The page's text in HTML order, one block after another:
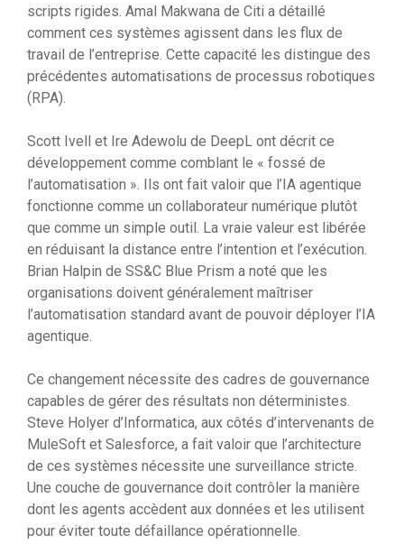
scripts rigides. Amal Makwana de Citi a détaillé
comment ces systèmes agissent dans les flux de
travail de l’entreprise. Cette capacité les distingue des
précédentes automatisations de processus robotiques
(RPA).
Scott Ivell et Ire Adewolu de DeepL ont décrit ce
développement comme comblant le « fossé de
l’automatisation ». Ils ont fait valoir que l’IA agentique
fonctionne comme un collaborateur numérique plutôt
que comme un simple outil. La vraie valeur est libérée
en réduisant la distance entre l’intention et l’exécution.
Brian Halpin de SS&C Blue Prism a noté que les
organisations doivent généralement maîtriser
l’automatisation standard avant de pouvoir déployer l’IA
agentique.
Ce changement nécessite des cadres de gouvernance
capables de gérer des résultats non déterministes.
Steve Holyer d’Informatica, aux côtés d’intervenants de
MuleSoft et Salesforce, a fait valoir que l’architecture
de ces systèmes nécessite une surveillance stricte.
Une couche de gouvernance doit contrôler la manière
dont les agents accèdent aux données et les utilisent
pour éviter toute défaillance opérationnelle.